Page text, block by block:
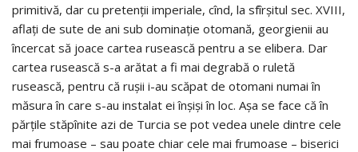
primitivă, dar cu pretenţii imperiale, cînd, la sfîrşitul sec. XVIII,
aflaţi de sute de ani sub dominaţie otomană, georgienii au
încercat să joace cartea rusească pentru a se elibera. Dar
cartea rusească s-a arătat a fi mai degrabă o ruletă
rusească, pentru că ruşii i-au scăpat de otomani numai în
măsura în care s-au instalat ei înşişi în loc. Aşa se face că în
părţile stăpînite azi de Turcia se pot vedea unele dintre cele
mai frumoase – sau poate chiar cele mai frumoase – biserici